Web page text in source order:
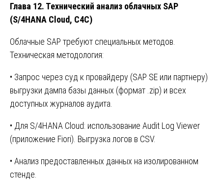
Глава 12. Технический анализ облачных SAP
(S/4HANA Cloud, C4C)
Облачные SAP требуют специальных методов.
Техническая методология:
• Запрос через суд к провайдеру (SAP SE или партнеру)
выгрузки дампа базы данных (формат .zip) и всех
доступных журналов аудита.
• Для S/4HANA Cloud: использование Audit Log Viewer
(приложение Fiori). Выгрузка логов в CSV.
• Анализ предоставленных данных на изолированном
стенде.